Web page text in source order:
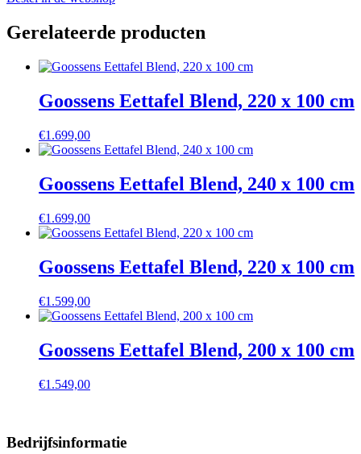
Gerelateerde producten
Goossens Eettafel Blend, 220 x 100 cm
€1.699,00
Goossens Eettafel Blend, 240 x 100 cm
€1.699,00
Goossens Eettafel Blend, 220 x 100 cm
€1.599,00
Goossens Eettafel Blend, 200 x 100 cm
€1.549,00
Bedrijfsinformatie